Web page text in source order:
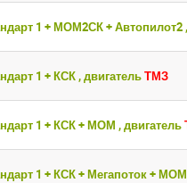
1 + МОМ2СК + Автопилот2
1 + КСК , двигательТМЗ
1 + КСК + МОМ , двигатель
1 + КСК + Мегапоток +